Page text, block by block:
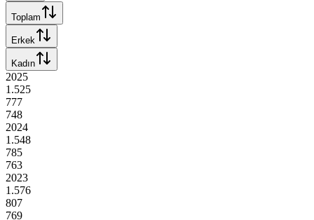
Toplam
Erkek
Kadın
2025
1.525
777
748
2024
1.548
785
763
2023
1.576
807
769